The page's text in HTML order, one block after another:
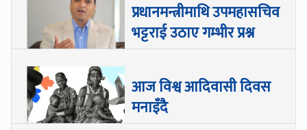
प्रधानमन्त्रीमाथि उपमहासचिव
भट्टराई उठाए गम्भीर प्रश्न
आज विश्व आदिवासी दिवस
मनाइँदै